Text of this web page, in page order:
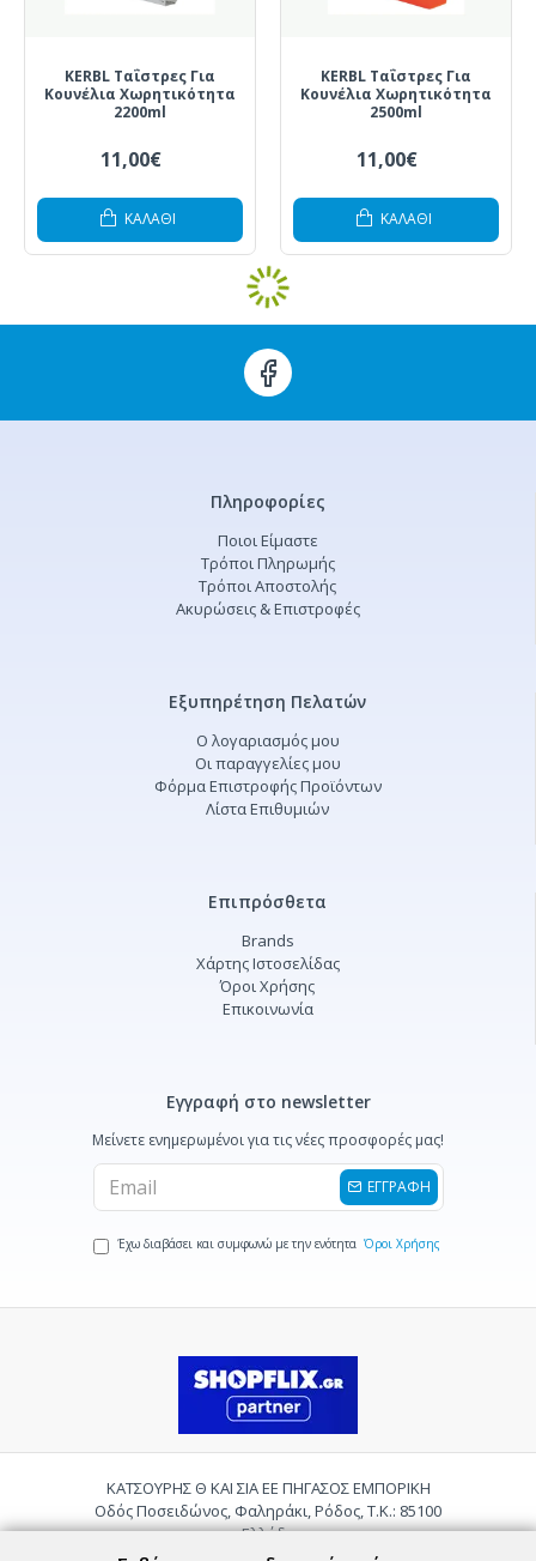
KERBL Ταΐστρες Για
Κουνέλια Χωρητικότητα
2200ml
11,00€
ΚΑΛΆΘΙ
KERBL Ταΐστρες Για
Κουνέλια Χωρητικότητα
2500ml
11,00€
ΚΑΛΆΘΙ
Πληροφορίες
Ποιοι Είμαστε
Τρόποι Πληρωμής
Τρόποι Αποστολής
Ακυρώσεις & Επιστροφές
Εξυπηρέτηση Πελατών
Ο λογαριασμός μου
Οι παραγγελίες μου
Φόρμα Επιστροφής Προϊόντων
Λίστα Επιθυμιών
Επιπρόσθετα
Brands
Χάρτης Ιστοσελίδας
Όροι Χρήσης
Επικοινωνία
Εγγραφή στο newsletter
Μείνετε ενημερωμένοι για τις νέες προσφορές μας!
ΕΓΓΡΑΦΗ
Έχω διαβάσει και συμφωνώ με την ενότητα Όροι Χρήσης
ΚΑΤΣΟΥΡΗΣ Θ ΚΑΙ ΣΙΑ ΕΕ ΠΗΓΑΣΟΣ ΕΜΠΟΡΙΚΗ
Οδός Ποσειδώνος, Φαληράκι, Ρόδος, Τ.Κ.: 85100
Ελλάδα
2241085059